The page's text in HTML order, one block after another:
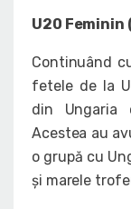
U20 Feminin
Continuând
fetele de la
din Ungaria
Acestea au
o grupă cu
și marele